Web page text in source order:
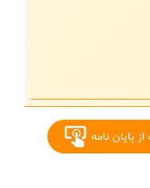
پایان نامه